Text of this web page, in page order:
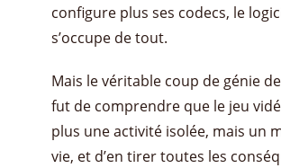
configure plus ses codecs, le
s’occupe de tout.
Mais le véritable coup de génie
fut de comprendre que le jeu
plus une activité isolée, mais un
vie, et d’en tirer toutes les